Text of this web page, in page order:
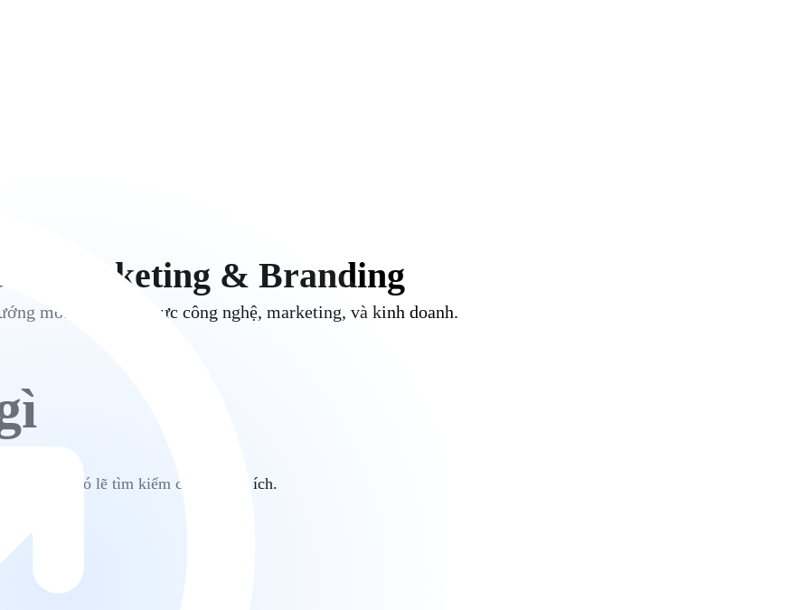
Marketing & Branding
mới trong lĩnh vực công nghệ, marketing, và kinh doanh.
tìm kiếm. Có lẽ tìm kiếm có thể giúp ích.